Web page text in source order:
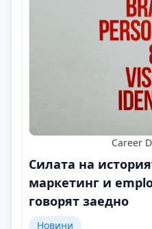
Career
Силата на
маркетинг и
говорят заедно
Новини